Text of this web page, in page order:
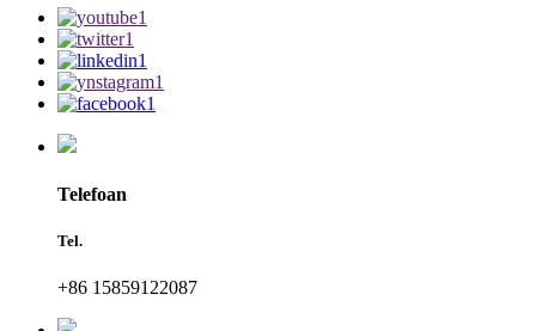
Telefoan
Tel.
+86 15859122087